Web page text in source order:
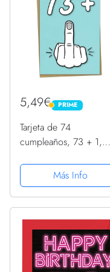
5,49€ PRIME
PRIME
Tarjeta de 74
cumpleaños, 73 + 1,
cumpleaños para
mujeres u hombres de
74 años
Más Info